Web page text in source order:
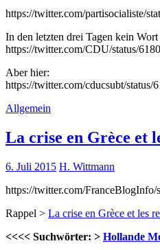
https://twitter.com/partisocialiste/
In den letzten drei Tagen kein
https://twitter.com/CDU/status/
Aber hier:
https://twitter.com/cducsubt/status/
Allgemein
La crise en Grèce et
6. Juli 2015 H. Wittmann
https://twitter.com/FranceBlogInfo/
Rappel > La crise en Grèce et les
<<<< Suchwörter: > Hollande